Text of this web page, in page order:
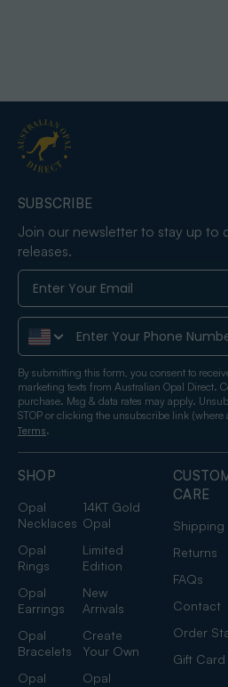
SHOP
Opal
Necklaces
14KT Gold
Opal
Opal
Rings
Limited
Edition
Opal
Earrings
New
Arrivals
Opal
Bracelets
Create
Your Own
Opal
Opal
CARE
Shipping
Returns
FAQs
Contact
Order
Gift Card
SUBSCRIBE
Join our newsletter to stay up to
releases.
Phone Number
By submitting this form, you consent to
marketing texts from Australian Opal Direct.
purchase. Msg & data rates may apply.
STOP or clicking the unsubscribe link (where
Terms.